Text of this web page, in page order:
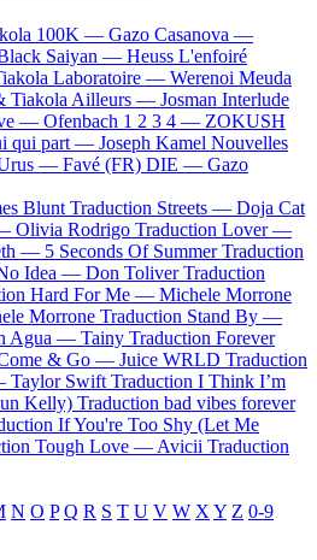
100K — Gazo Casanova —
Saiyan — Heuss L'enfoiré
Laboratoire — Werenoi Meuda
Tiakola Ailleurs — Josman Interlude
— Ofenbach 1 2 3 4 — ZOKUSH
qui part — Joseph Kamel Nouvelles
— Favé (FR) DIE — Gazo
Blunt Traduction Streets — Doja Cat
Olivia Rodrigo Traduction Lover —
— 5 Seconds Of Summer Traduction
Idea — Don Toliver Traduction
Hard For Me — Michele Morrone
Morrone Traduction Stand By —
Agua — Tainy Traduction Forever
& Go — Juice WRLD Traduction
Taylor Swift Traduction I Think I’m
Kelly) Traduction bad vibes forever
If You're Too Shy (Let Me
Tough Love — Avicii Traduction
N O P Q R S T U V W X Y Z 0-9